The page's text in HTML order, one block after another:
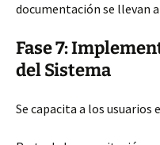
documentación se llevan
Fase 7:
del Sistema
Se capacita a los usuarios